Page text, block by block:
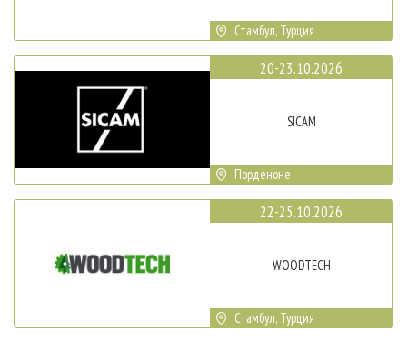
Стамбул, Турция
20-23.10.2026
SICAM
Порденоне
22-25.10.2026
WOODTECH
Стамбул, Турция